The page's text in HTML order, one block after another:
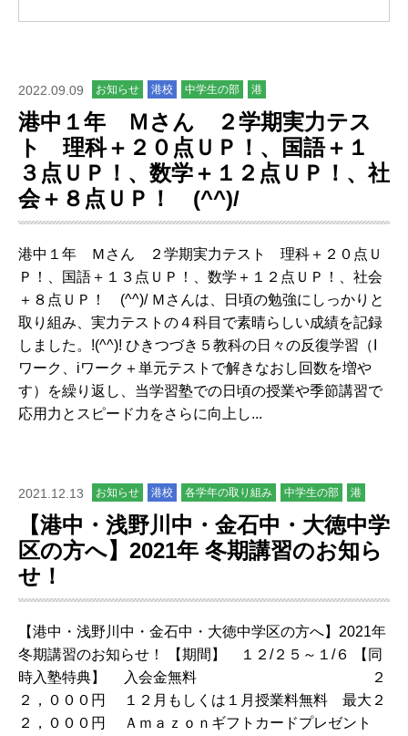
2022.09.09 お知らせ 港校 中学生の部 港
港中１年 Ｍさん ２学期実力テス
ト 理科＋２０点ＵＰ！、国語＋１
３点ＵＰ！、数学＋１２点ＵＰ！、社
会＋８点ＵＰ！ (^^)/
港中１年 Ｍさん ２学期実力テスト 理科＋２０点Ｕ
Ｐ！、国語＋１３点ＵＰ！、数学＋１２点ＵＰ！、社会
＋８点ＵＰ！ (^^)/ Ｍさんは、日頃の勉強にしっかりと
取り組み、実力テストの４科目で素晴らしい成績を記録
しました。!(^^)! ひきつづき５教科の日々の反復学習（I
ワーク、iワーク＋単元テストで解きなおし回数を増や
す）を繰り返し、当学習塾での日頃の授業や季節講習で
応用力とスピード力をさらに向上し...
2021.12.13 お知らせ 港校 各学年の取り組み 中学生の部 港
【港中・浅野川中・金石中・大徳中学
区の方へ】2021年 冬期講習のお知ら
せ！
【港中・浅野川中・金石中・大徳中学区の方へ】2021年
冬期講習のお知らせ！ 【期間】 １２/２５～１/６ 【同
時入塾特典】 入会金無料 ２
２，０００円 １２月もしくは１月授業料無料 最大２
２，０００円 Ａｍａｚｏｎギフトカードプレゼント